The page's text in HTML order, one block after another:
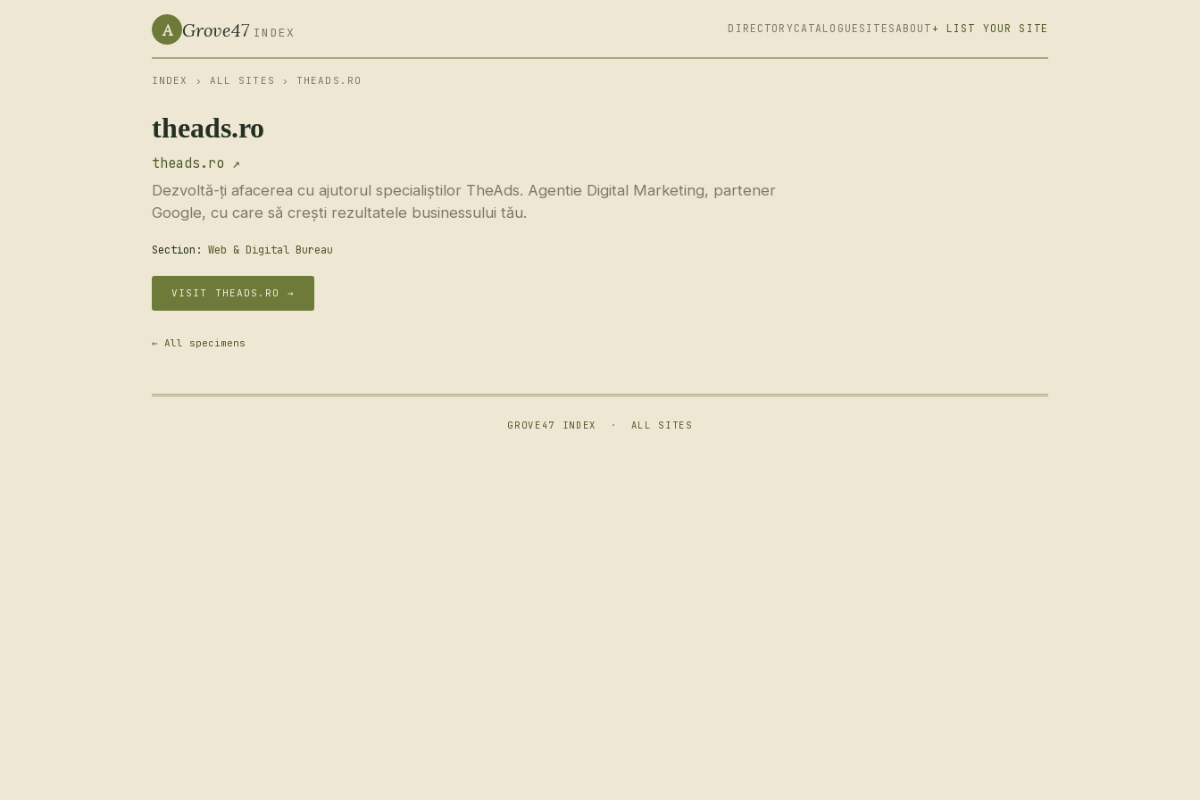
A Grove47 INDEX DIRECTORYCATALOGUE SITESABOUT + LIST YOUR SITE
INDEX › ALL SITES › THEADS.RO
theads.ro
theads.ro ↗
Dezvoltă-ți afacerea cu ajutorul specialiștilor TheAds. Agentie Digital Marketing, partener
Google, cu care să crești rezultatele businessului tău.
Section: Web & Digital Bureau
VISIT THEADS.RO →
← All specimens
GROVE47 INDEX · ALL SITES